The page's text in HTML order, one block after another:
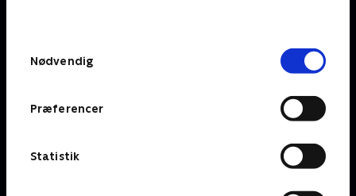
Nødvendig
Præferencer
Statistik
Her kan du se TV 2 Play
Kundecenter
rum